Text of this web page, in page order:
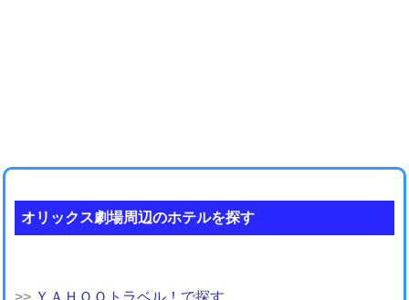
オリックス劇場周辺のホテルを探す
>> ＹＡＨＯＯトラベル！で探す